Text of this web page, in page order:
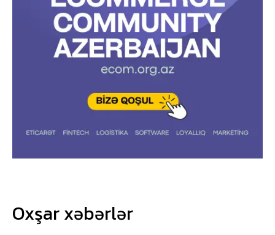
Oxşar xəbərlər